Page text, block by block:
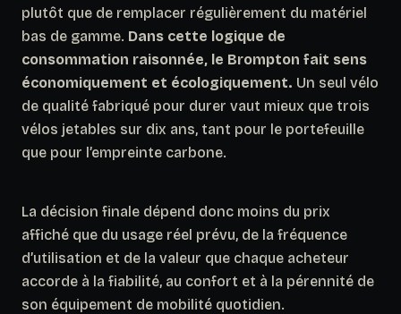
plutôt que de remplacer régulièrement du matériel
bas de gamme. Dans cette logique de
consommation raisonnée, le Brompton fait sens
économiquement et écologiquement. Un seul vélo
de qualité fabriqué pour durer vaut mieux que trois
vélos jetables sur dix ans, tant pour le portefeuille
que pour l’empreinte carbone.
La décision finale dépend donc moins du prix
affiché que du usage réel prévu, de la fréquence
d’utilisation et de la valeur que chaque acheteur
accorde à la fiabilité, au confort et à la pérennité de
son équipement de mobilité quotidien.